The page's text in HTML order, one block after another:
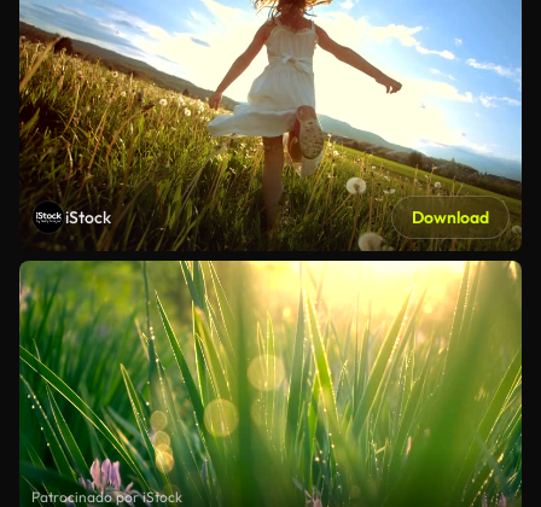
iStock Download
Patrocinado por iStock